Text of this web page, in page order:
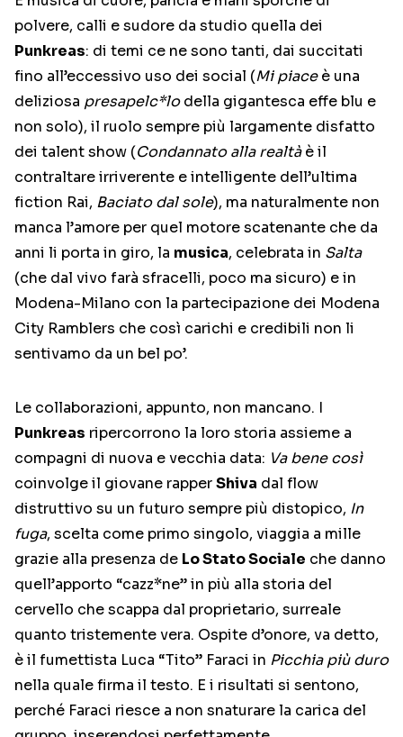
polvere, calli e sudore da studio quella dei
Punkreas: di temi ce ne sono tanti, dai succitati
fino all’eccessivo uso dei social (Mi piaceè una
deliziosa presapelc*lodella gigantesca effe blu e
non solo), il ruolo sempre più largamente disfatto
dei talent show (Condannato alla realtàè il
contraltare irriverente e intelligente dell’ultima
fiction Rai, Baciato dal sole), ma naturalmente non
manca l’amore per quel motore scatenante che da
anni li porta in giro, la musica, celebrata in Salta
(che dal vivo farà sfracelli, poco ma sicuro) e in
Modena-Milano con la partecipazione dei Modena
City Ramblers che così carichi e credibili non li
sentivamo da un bel po’.
Le collaborazioni, appunto, non mancano. I
Punkreas ripercorrono la loro storia assieme a
compagni di nuova e vecchia data: Va bene così
coinvolge il giovane rapperShiva dal flow
distruttivo su un futuro sempre più distopico, In
fuga, scelta come primo singolo, viaggia a mille
grazie alla presenza de Lo Stato Sociale che danno
quell’apporto “cazz*ne” in più alla storia del
cervello che scappa dal proprietario, surreale
quanto tristemente vera. Ospite d’onore, va detto,
è il fumettista Luca “Tito” Faraci in Picchia più duro
nella quale firma il testo. E i risultati si sentono,
perché Faraci riesce a non snaturare la carica del